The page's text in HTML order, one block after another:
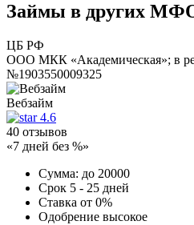
Займы в других
ЦБ РФ
ООО МКК «Академическая»; в
№1903550009325
Вебзайм
4.6
40 отзывов
«7 дней без %»
Сумма: до 20000
Срок 5 - 25 дней
Ставка от 0%
Одобрение высокое